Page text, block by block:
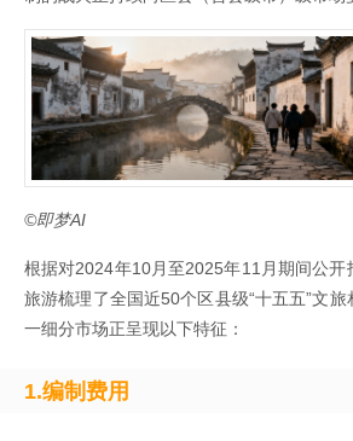
©即梦AI
根据对2024年10月至2025年11月期间公开
旅游梳理了全国近50个区县级“十五五”文
一细分市场正呈现以下特征：
1.编制费用